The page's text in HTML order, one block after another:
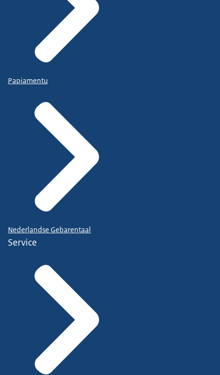
Papiamentu
Nederlandse Gebarentaal
Service